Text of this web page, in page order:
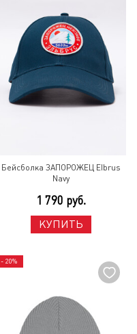
Бейсболка ЗАПОРОЖЕЦ Elbrus
Navy
1 790 руб.
КУПИТЬ
- 20%